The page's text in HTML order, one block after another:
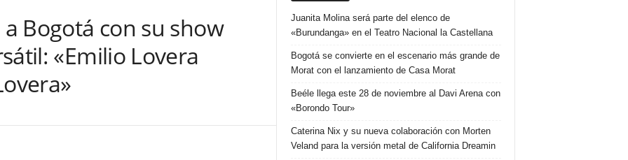
Bogotá con su show
«Emilio Lovera
Juanita Molina será parte del elenco de
«Burundanga» en el Teatro Nacional la Castellana
Bogotá se convierte en el escenario más grande de
Morat con el lanzamiento de Casa Morat
Beéle llega este 28 de noviembre al Davi Arena con
«Borondo Tour»
Caterina Nix y su nueva colaboración con Morten
Veland para la versión metal de California Dreamin